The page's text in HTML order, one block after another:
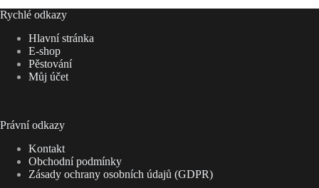
Rychlé odkazy
Hlavní stránka
E-shop
Pěstování
Můj účet
Právní odkazy
Kontakt
Obchodní podmínky
Zásady ochrany osobních údajů (GDPR)